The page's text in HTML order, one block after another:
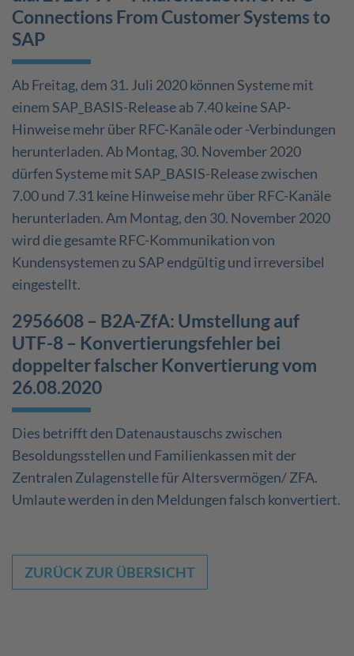
Connections From Customer Systems to
SAP
Ab Freitag, dem 31. Juli 2020 können Systeme mit
einem SAP_BASIS-Release ab 7.40 keine SAP-
Hinweise mehr über RFC-Kanäle oder -Verbindungen
herunterladen. Ab Montag, 30. November 2020
dürfen Systeme mit SAP_BASIS-Release zwischen
7.00 und 7.31 keine Hinweise mehr über RFC-Kanäle
herunterladen. Am Montag, den 30. November 2020
wird die gesamte RFC-Kommunikation von
Kundensystemen zu SAP endgültig und irreversibel
eingestellt.
2956608 – B2A-ZfA: Umstellung auf
UTF-8 – Konvertierungsfehler bei
doppelter falscher Konvertierung vom
26.08.2020
Dies betrifft den Datenaustauschs zwischen
Besoldungsstellen und Familienkassen mit der
Zentralen Zulagenstelle für Altersvermögen/ ZFA.
Umlaute werden in den Meldungen falsch konvertiert.
ZURÜCK ZUR ÜBERSICHT